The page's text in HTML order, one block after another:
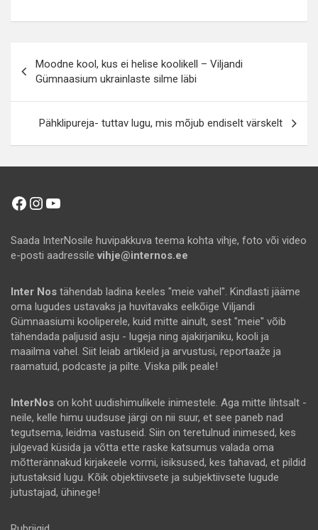
Moodne kool, kus ei helise koolikell – Viljandi
Gümnaasium ukrainlaste silme läbi
Pähklipureja- tuttav lugu, mis mõjub endiselt värskelt
Facebook
Instagram
YouTube
Saada InterNosile huvipakkuva teema kohta vihje, foto või video
e-posti aadressile vihje@internos.ee
Inter Nos tähendab ladina keeles "meie vahel". Kindlasti jääme
oma lugudes ustavaks ja huvitavaks eelkõige Viljandi
Gümnaasiumi kooliperele, kuid mitte ainult, sest "meie" võib
tähendada paljusid asju - lugeja ning ajakirjaniku, kooli ja
maailma vahel. Siit leiab artikleid ja arvustusi, reportaaže ja
raamatuid, podcaste ja pilte. Viska pilk peale!
InterNos on koht uudishimulikele inimestele. Aga mitte lihtsalt -
neile, kelle himu uudsuse järgi on nii suur, et see paneb nad
tegutsema, leidma vastuseid. Siin on teretulnud inimesed, kes
julgevad küsida ja võtta ette raske katsumus valada oma
mõtterännakud kirjakeele vormi, isiksused, kes tahavad, et pildid
jutustaksid lugu. Kõik objektiivsete ja subjektiivsete lugude
jutustajad, ühinege!